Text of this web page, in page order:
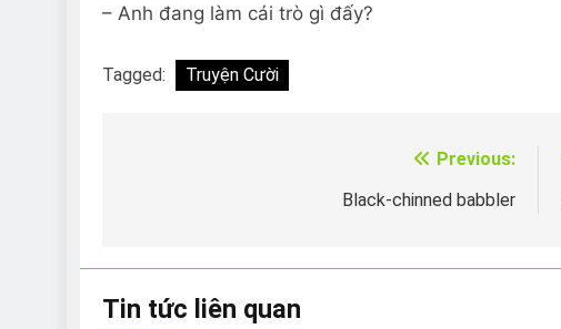
– Anh đang làm cái trò gì đấy?
Tagged: Truyện Cười
Previous:
Black-chinned babbler
Tin tức liên quan